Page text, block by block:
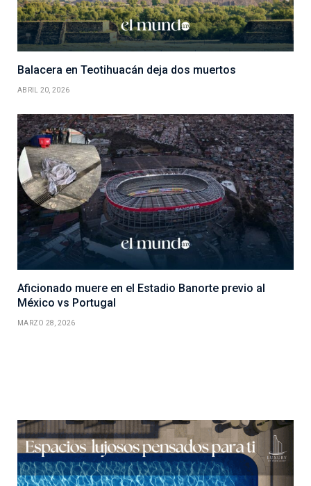
Balacera en Teotihuacán deja dos muertos
ABRIL 20, 2026
Aficionado muere en el Estadio Banorte previo al
México vs Portugal
MARZO 28, 2026